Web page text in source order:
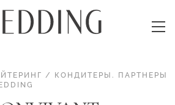
/ КОНДИТЕРЫ .
ПАРТНЕРЫ